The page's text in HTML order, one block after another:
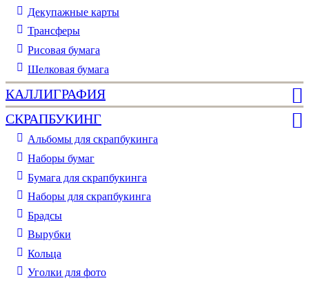
Декупажные карты
Трансферы
Рисовая бумага
Шелковая бумага
КАЛЛИГРАФИЯ
СКРАПБУКИНГ
Альбомы для скрапбукинга
Наборы бумаг
Бумага для скрапбукинга
Наборы для скрапбукинга
Брадсы
Вырубки
Кольца
Уголки для фото